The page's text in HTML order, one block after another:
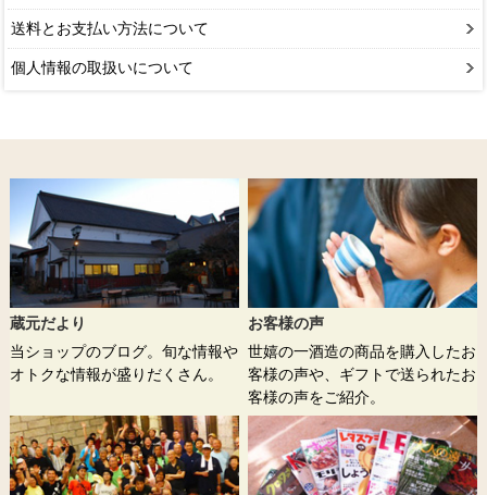
送料とお支払い方法について
個人情報の取扱いについて
蔵元だより
当ショップのブログ。旬な情報や
オトクな情報が盛りだくさん。
お客様の声
世嬉の一酒造の商品を購入したお
客様の声や、ギフトで送られたお
客様の声をご紹介。